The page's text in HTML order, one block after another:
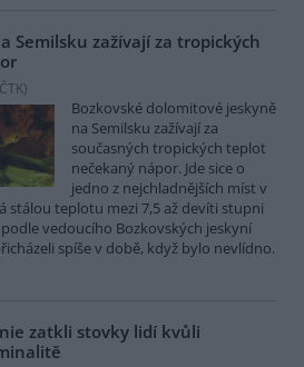
Semilsku zažívají za tropických
ČTK)
Bozkovské dolomitové jeskyně
na Semilsku zažívají za
současných tropických teplot
nečekaný nápor. Jde sice o
jedno z nejchladnějších míst v
stálou teplotu mezi 7,5 až devíti stupni
vedoucího Bozkovských jeskyní
spíše v době, když bylo nevlídno.
zatkli stovky lidí kvůli